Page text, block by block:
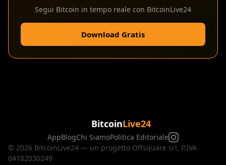
Segui Bitcoin in tempo reale con BitcoinLive24
Download Gratis
BitcoinLive24
AppBlogChi SiamoPolitica Editoriale
© 2026 BitcoinLive24 — un progetto Offsquare srl, P.IVA
04182030249